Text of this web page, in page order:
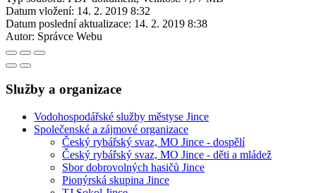
Datum vložení: 14. 2. 2019 8:32
Datum poslední aktualizace: 14. 2. 2019 8:38
Autor: Správce Webu
Služby a organizace
Vodohospodářské služby městyse Jince
Společenské a zájmové organizace
Český rybářský svaz, MO Jince - dospělí
Český rybářský svaz, MO Jince - děti a mládež
Sbor dobrovolných hasičů Jince
Pionýrská skupina Jince